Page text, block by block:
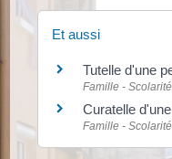
Et aussi
Tutelle d'une
Famille - Scolarité
Curatelle
Famille - Scolarité